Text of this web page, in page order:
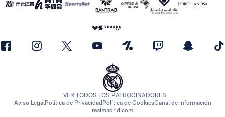
VER TODOS LOS PATROCINADORES
Aviso LegalPolítica de Privacidad Política de CookiesCanal de información
realmadrid.com